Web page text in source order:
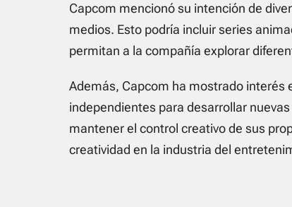
Capcom mencionó su intención de
medios. Esto podría incluir series
permitan a la compañía explorar
Además, Capcom ha mostrado interés
independientes para desarrollar
mantener el control creativo de sus
creatividad en la industria del